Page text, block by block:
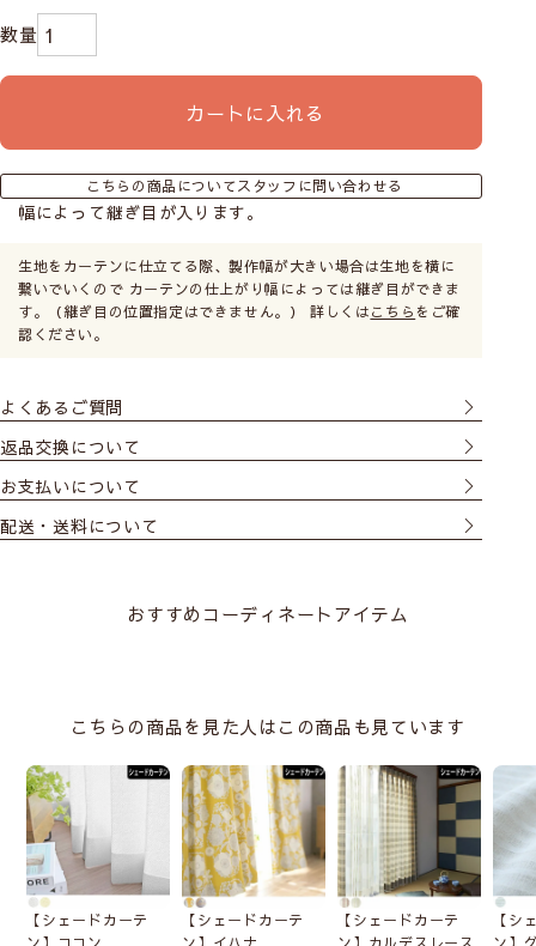
巻いて付属のクリップで留めておくことができます。
操作位置はお部屋に合わせて
お選びいただけます。お部屋の間取りや窓の位置に合
わせてご自由にお選びください。
特にご希望がない場合は右操作タイプで仕上げます。
取り付け方によってサイズが変わります
でご注意ください。
がおすすめです。
荷がかかるのでご注意ください。（ドラム式は特に負荷が大
きいため不向きです）
必ずサイズの測り方をご一読ください。
天井付け
窓枠の内側に取付けます。
窓枠とシェード間に少し隙
カートに入れる
こちらの商品についてスタッフに問い合わせる
幅によって継ぎ目が入ります。
生地をカーテンに仕立てる際、製作幅が大きい場合は生地を横に
繋いでいくので カーテンの仕上がり幅によっては継ぎ目ができま
す。（継ぎ目の位置指定はできません。） 詳しくはこちら をご確
認ください。
よくあるご質問
返品交換について
お支払いについて
配送・送料について
おすすめコーディネートアイテム
こちらの商品を見た人はこの商品も見ています
【シェードカーテ
ン】ココン
【シェードカーテ
ン】イハナ
【シェードカーテ
ン】カルデスレース
【シ
ン】